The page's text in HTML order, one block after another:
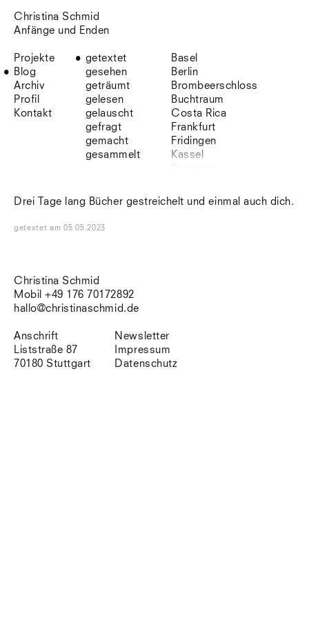
Christina Schmid
Anfänge und Enden
Projekte
Blog
Archiv
Profil
Kontakt
getextet
gesehen
geträumt
gelesen
gelauscht
gefragt
gemacht
gesammelt
Basel
Berlin
Brombeerschloss
Buchtraum
Costa Rica
Frankfurt
Fridingen
Kassel
Lefkada
Venedig
Drei Tage lang Bücher gestreichelt und einmal auch dich.
getextet am05.05.2023
Christina Schmid
Mobil +49 176 70172892
hallo@christinaschmid.de
Anschrift
Liststraße 87
70180 Stuttgart
Newsletter
Impressum
Datenschutz